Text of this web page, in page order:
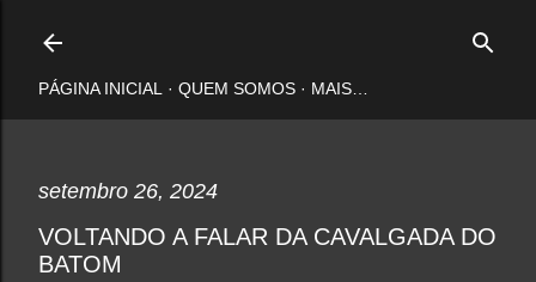
PÁGINA INICIAL QUEM SOMOS MAIS…
setembro 26, 2024
VOLTANDO A FALAR DA CAVALGADA DO
BATOM